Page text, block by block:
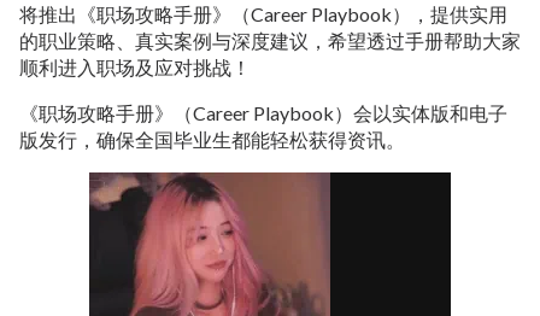
将推出《职场攻略手册》（Career Playbook），提供实用
的职业策略、真实案例与深度建议，希望透过手册帮助大家
顺利进入职场及应对挑战！
《职场攻略手册》（Career Playbook）会以实体版和电子
版发行，确保全国毕业生都能轻松获得资讯。